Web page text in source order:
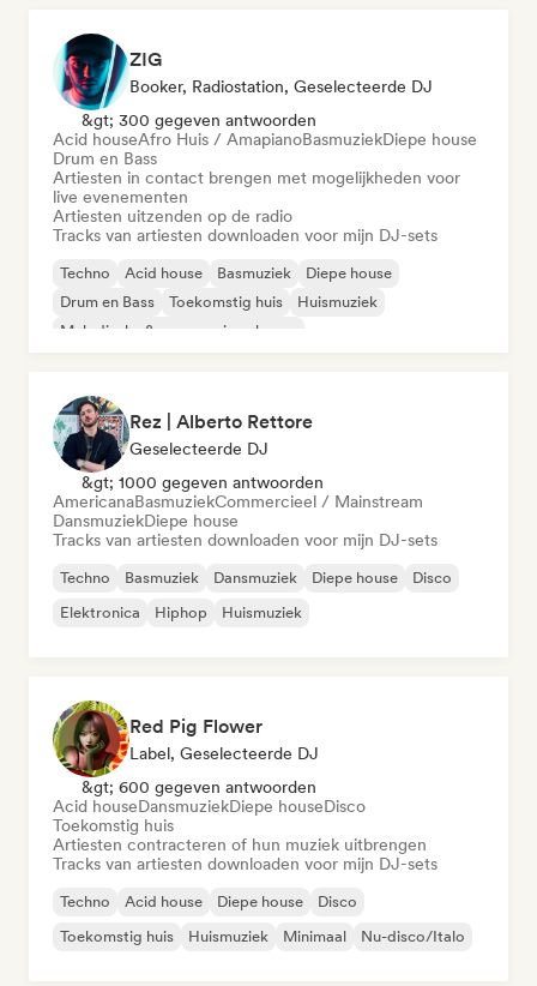
ZIG
Booker, Radiostation, Geselecteerde DJ
&gt; 300 gegeven antwoorden
Acid houseAfro Huis / AmapianoBasmuziekDiepe house
Drum en Bass
Artiesten in contact brengen met mogelijkheden voor
live evenementen
Artiesten uitzenden op de radio
Tracks van artiesten downloaden voor mijn DJ-sets
Techno Acid house Basmuziek
Diepe house
Drum en Bass
Toekomstig huis
Huismuziek
Melodische & progressieve house
Rez | Alberto Rettore
Geselecteerde DJ
&gt; 1000 gegeven antwoorden
AmericanaBasmuziekCommercieel / Mainstream
DansmuziekDiepe house
Tracks van artiesten downloaden voor mijn DJ-sets
Techno Basmuziek Dansmuziek Diepe house
Disco
Elektronica
Hiphop Huismuziek
Red Pig Flower
Label, Geselecteerde DJ
&gt; 600 gegeven antwoorden
Acid houseDansmuziekDiepe houseDisco
Toekomstig huis
Artiesten contracteren of hun muziek uitbrengen
Tracks van artiesten downloaden voor mijn DJ-sets
Techno Acid house Diepe house
Disco
Toekomstig huis
Huismuziek Minimaal Nu-disco/Italo